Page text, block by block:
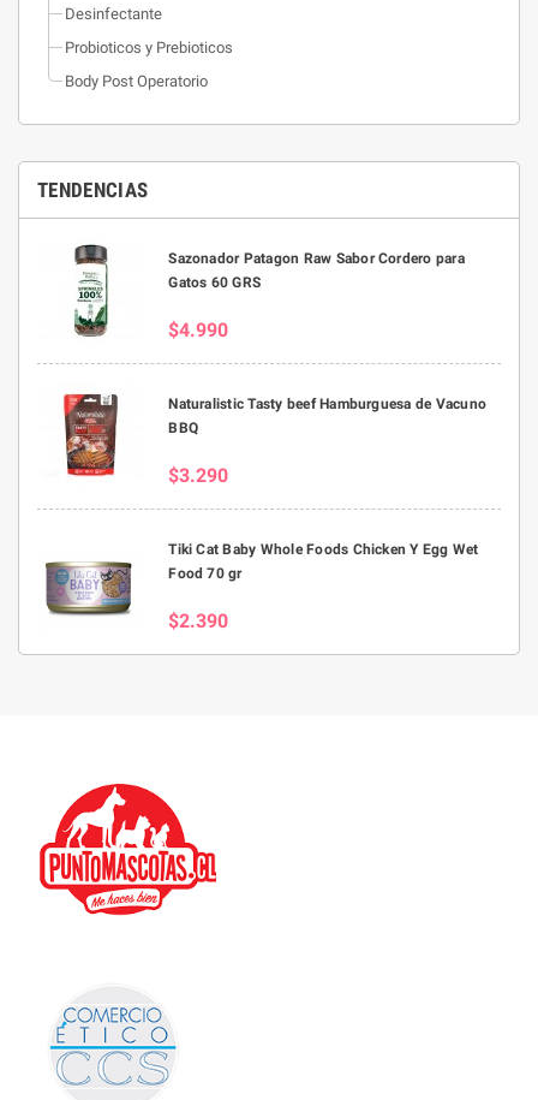
Desinfectante
Probioticos y Prebioticos
Body Post Operatorio
TENDENCIAS
Sazonador Patagon Raw Sabor Cordero para
Gatos 60 GRS
$4.990
Naturalistic Tasty beef Hamburguesa de Vacuno
BBQ
$3.290
Tiki Cat Baby Whole Foods Chicken Y Egg Wet
Food 70 gr
$2.390